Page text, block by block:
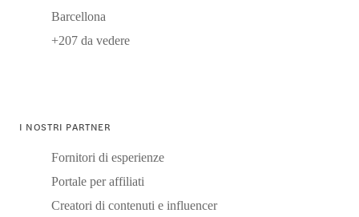
Barcellona
+207 da vedere
I NOSTRI PARTNER
Fornitori di esperienze
Portale per affiliati
Creatori di contenuti e influencer